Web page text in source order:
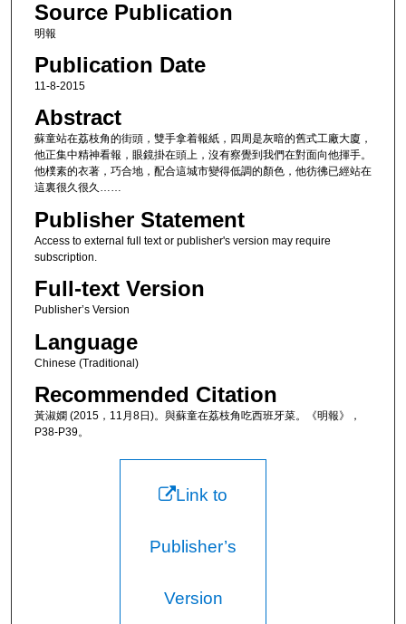
Source Publication
明報
Publication Date
11-8-2015
Abstract
蘇童站在荔枝角的街頭，雙手拿着報紙，四周是灰暗的舊式工廠大廈，
他正集中精神看報，眼鏡掛在頭上，沒有察覺到我們在對面向他揮手。
他樸素的衣著，巧合地，配合這城市變得低調的顏色，他彷彿已經站在
這裏很久很久……
Publisher Statement
Access to external full text or publisher's version may require
subscription.
Full-text Version
Publisher’s Version
Language
Chinese (Traditional)
Recommended Citation
黃淑嫻 (2015，11月8日)。與蘇童在荔枝角吃西班牙菜。《明報》，
P38-P39。
Link to
Publisher’s
Version